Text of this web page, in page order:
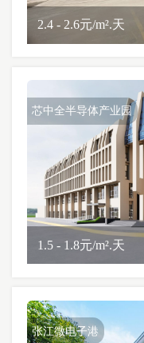
2.4 - 2.6元/m².天
芯中全半导体产业园
1.5 - 1.8元/m².天
张江微电子港